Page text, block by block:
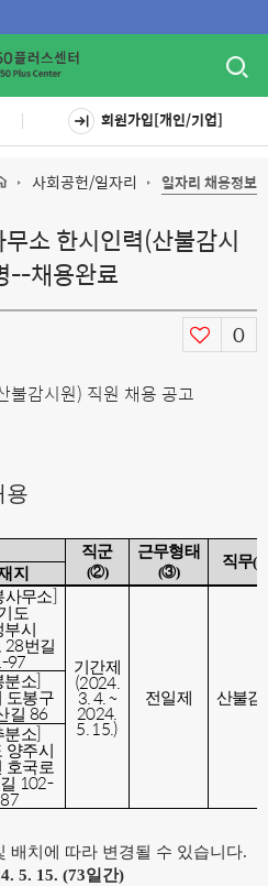
회원가입[개인/기업]
사회공헌/일자리 일자리 채용정보
소 한시인력(산불감시
--채용완료
0
불감시원) 직원 채용 공고
용
직군
(②)
근무형태
(③)
직무(
지
사무소]
도
시
28번길
97 기간제
(2024.
3. 4. ~
2024.
5. 15.)
전일제 산불감
분소]
도봉구
길 86
분소]
양주시
호국로
102-
배치에 따라 변경될 수 있습니다.
5. 15. (73일간)